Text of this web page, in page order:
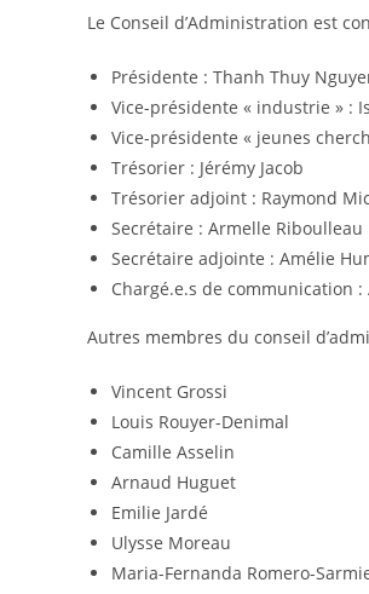
Le Conseil d’Administration est
Présidente : Thanh Thuy
Vice-présidente « industrie » :
Vice-présidente « jeunes
Trésorier : Jérémy Jacob
Trésorier adjoint : Raymond
Secrétaire : Armelle Riboulleau
Secrétaire adjointe : Amélie
Chargé.e.s de communication :
Autres membres du conseil
Vincent Grossi
Louis Rouyer-Denimal
Camille Asselin
Arnaud Huguet
Emilie Jardé
Ulysse Moreau
Maria-Fernanda Romero-